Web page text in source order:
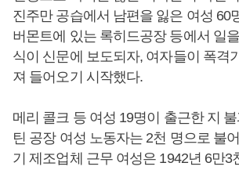
진주만 공습에서 남편을 잃은 여성 60
버몬트에 있는 록히드공장 등에서 일
식이 신문에 보도되자, 여자들이 폭격
져 들어오기 시작했다.
메리 콜크 등 여성 19명이 출근한 지
틴 공장 여성 노동자는 2천 명으로 불
기 제조업체 근무 여성은 1942년 6만3